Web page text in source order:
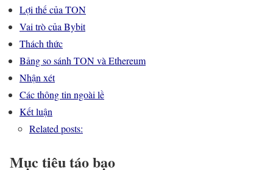
Lợi thế của TON
Vai trò của Bybit
Thách thức
Bảng so sánh TON và Ethereum
Nhận xét
Các thông tin ngoài lề
Kết luận
Related posts:
Mục tiêu táo bạo